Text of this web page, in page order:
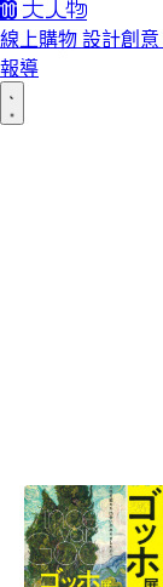
線上購物 設計創意
報導